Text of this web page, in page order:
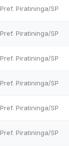
Pref. Piratininga/SP
Pref. Piratininga/SP
Pref. Piratininga/SP
Pref. Piratininga/SP
Pref. Piratininga/SP
Pref. Piratininga/SP